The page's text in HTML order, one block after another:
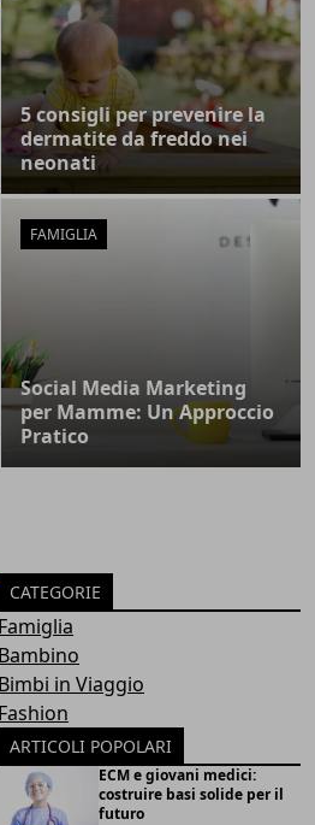
5 consigli per prevenire la
dermatite da freddo nei
neonati
FAMIGLIA
Social Media Marketing
per Mamme: Un Approccio
Pratico
CATEGORIE
Famiglia
Bambino
Bimbi in Viaggio
Fashion
ARTICOLI POPOLARI
ECM e giovani medici:
costruire basi solide per il
futuro